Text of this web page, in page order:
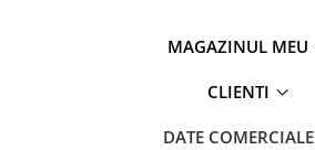
MAGAZINUL MEU
CLIENTI
DATE COMERCIALE